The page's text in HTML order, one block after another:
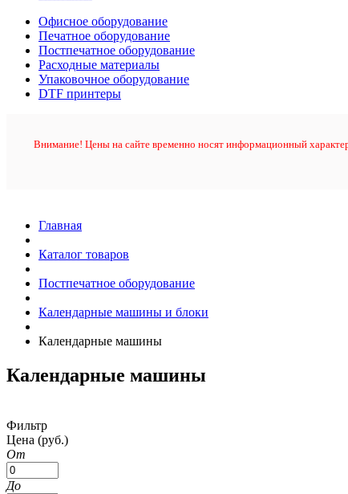
Офисное оборудование
Печатное оборудование
Постпечатное оборудование
Расходные материалы
Упаковочное оборудование
DTF принтеры
Внимание! Цены на сайте временно носят информационный
Главная
Каталог товаров
Постпечатное оборудование
Календарные машины и блоки
Календарные машины
Календарные машины
Фильтр
Цена (руб.)
От
До